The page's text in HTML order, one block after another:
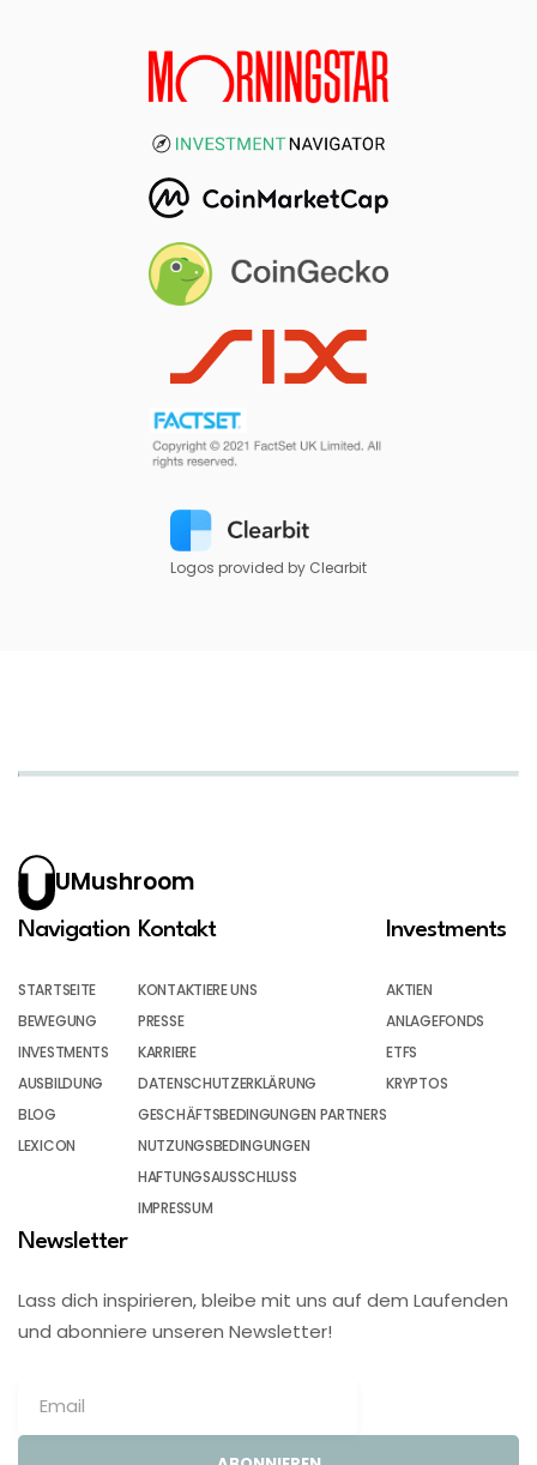
Logos provided by Clearbit
UMushroom
Navigation
STARTSEITE
BEWEGUNG
INVESTMENTS
AUSBILDUNG
BLOG
LEXICON
Kontakt
KONTAKTIERE UNS
PRESSE
KARRIERE
DATENSCHUTZERKLÄRUNG
GESCHÄFTSBEDINGUNGEN PARTNERS
NUTZUNGSBEDINGUNGEN
HAFTUNGSAUSSCHLUSS
IMPRESSUM
Investments
AKTIEN
ANLAGEFONDS
ETFS
KRYPTOS
Newsletter
Lass dich inspirieren, bleibe mit uns auf dem Laufenden
und abonniere unseren Newsletter!